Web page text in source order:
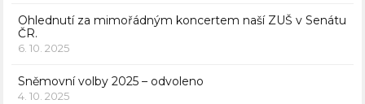
Ohlednutí za mimořádným koncertem naší ZUŠ v Senátu
ČR.
6. 10. 2025
Sněmovní volby 2025 – odvoleno
4. 10. 2025